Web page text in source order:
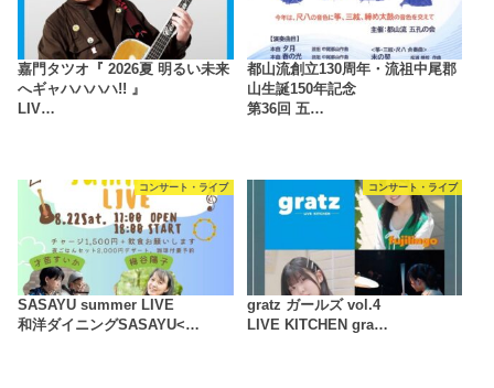
嘉門タツオ『 2026夏 明るい未来
へギャハハハハ!! 』
LIV…
都山流創立130周年・流祖中尾郡
山生誕150年記念
第36回 五…
コンサート・ライブ
SASAYU summer LIVE
和洋ダイニングSASAYU<…
コンサート・ライブ
gratz ガールズ vol.4
LIVE KITCHEN gra…